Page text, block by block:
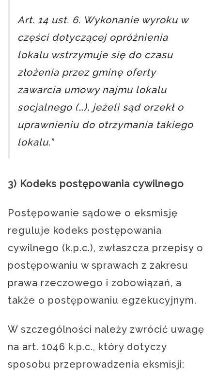
Art. 14 ust. 6. Wykonanie wyroku w
części dotyczącej opróżnienia
lokalu wstrzymuje się do czasu
złożenia przez gminę oferty
zawarcia umowy najmu lokalu
socjalnego (…), jeżeli sąd orzekł o
uprawnieniu do otrzymania takiego
lokalu.”
3) Kodeks postępowania cywilnego
Postępowanie sądowe o eksmisję
reguluje kodeks postępowania
cywilnego (k.p.c.), zwłaszcza przepisy o
postępowaniu w sprawach z zakresu
prawa rzeczowego i zobowiązań, a
także o postępowaniu egzekucyjnym.
W szczególności należy zwrócić uwagę
na art. 1046 k.p.c., który dotyczy
sposobu przeprowadzenia eksmisji: